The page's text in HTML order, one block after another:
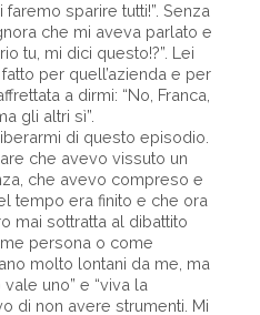
sparire tutti!”. Senza
che mi aveva parlato e
tu, mi dici questo!?”. Lei
per quell’azienda e per
a dirmi: “No, Franca,
gli altri sì”.
di questo episodio.
che avevo vissuto un
che avevo compreso e
tempo era finito e che ora
mai sottratta al dibattito
persona o come
molto lontani da me, ma
uno” e “viva la
di non avere strumenti. Mi